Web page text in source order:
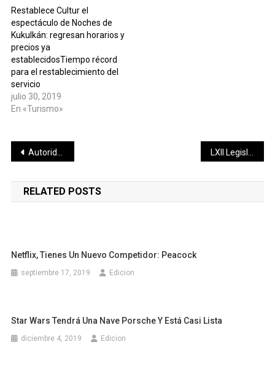
Restablece Cultur el
espectáculo de Noches de
Kukulkán: regresan horarios y
precios ya
establecidosTiempo récord
para el restablecimiento del
servicio
julio 30, 2019
En «Turismo»
Navegación
de
entradas
Autoridades deportivas y gubernamentales avalan al máximo evento motor del sureste de México
RELATED POSTS
Netflix, Tienes Un Nuevo Competidor: Peacock
septiembre 17, 2019 Edicion
Star Wars Tendrá Una Nave Porsche Y Está Casi Lista
diciembre 4, 2019 Edicion